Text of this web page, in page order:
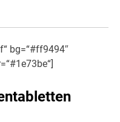
bg=“#ff9494″